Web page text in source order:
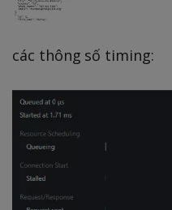
các thông số timing: